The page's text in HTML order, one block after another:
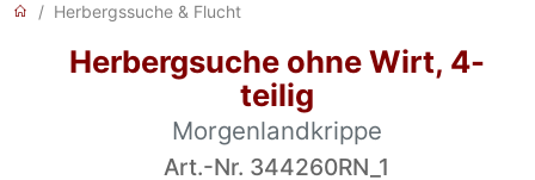
Herbergssuche & Flucht
Herbergsuche ohne Wirt, 4-
teilig
Morgenlandkrippe
Art.-Nr. 344260RN_1